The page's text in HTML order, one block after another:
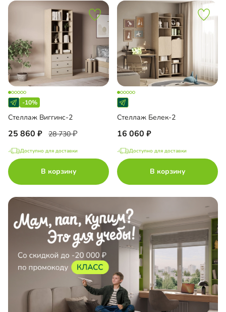
-10%
Стеллаж Виггинс-2
25 860 28 730
Доступно для доставки
В корзину
Стеллаж Белек-2
16 060
Доступно для доставки
В корзину